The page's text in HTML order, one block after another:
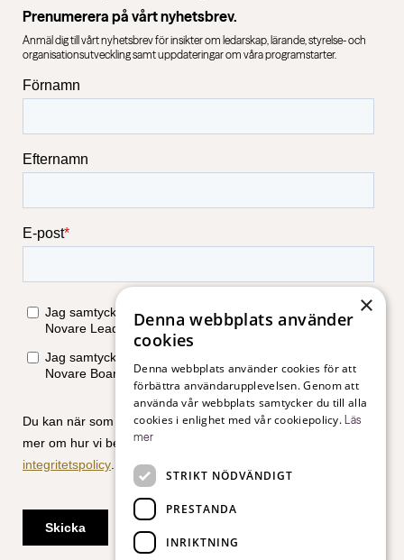
Prenumerera på vårt nyhetsbrev.
Anmäl dig till vårt nyhetsbrev för insikter om ledarskap, lärande, styrelse- och
organisationsutveckling samt uppdateringar om våra programstarter.
×
Denna webbplats använder
cookies
Denna webbplats använder cookies för att
förbättra användarupplevelsen. Genom att
använda vår webbplats samtycker du till alla
cookies i enlighet med vår cookiepolicy. Läs
mer
STRIKT NÖDVÄNDIGT
PRESTANDA
INRIKTNING